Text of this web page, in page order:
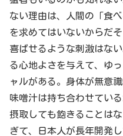
ない理由は、人間の「食
を求めてはいないからだ
喜ばせるような刺激はな
る心地よさを与えて、ゆ
ャルがある。身体が無意
味噌汁は持ち合わせてい
摂取しても飽きることは
ぎて、日本人が長年開発